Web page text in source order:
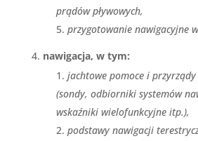
prądów pływowych,
przygotowanie nawigacyjne
nawigacja, w tym:
jachtowe pomoce i
(sondy, odbiorniki systemów
wskaźniki wielofunkcyjne itp.),
podstawy nawigacji